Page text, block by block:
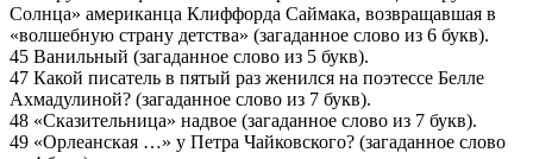
Солнца» американца Клиффорда Саймака, возвращавшая в
«волшебную страну детства» (загаданное слово из 6 букв).
45 Ванильный (загаданное слово из 5 букв).
47 Какой писатель в пятый раз женился на поэтессе Белле
Ахмадулиной? (загаданное слово из 7 букв).
48 «Сказительница» надвое (загаданное слово из 7 букв).
49 «Орлеанская …» у Петра Чайковского? (загаданное слово